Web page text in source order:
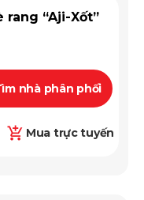
rang “Aji-Xốt”
nhà phân phối
Mua trực tuyến